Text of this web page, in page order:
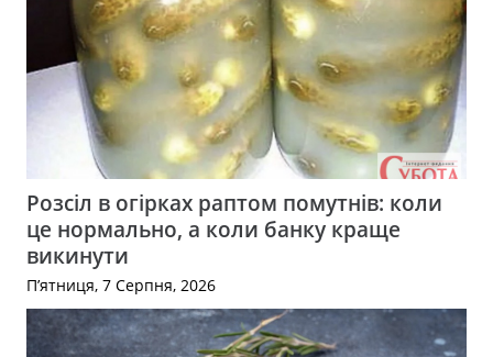
Розсіл в огірках раптом помутнів: коли
це нормально, а коли банку краще
викинути
П’ятниця, 7 Серпня, 2026